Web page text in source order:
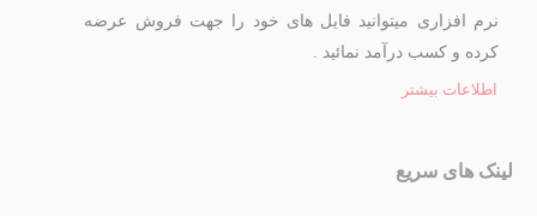
نرم افزاری میتوانید فایل های خود را جهت فروش عرضه
کرده و کسب درآمد نمائید .
اطلاعات بیشتر
لینک های سریع